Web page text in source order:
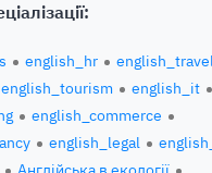
english_hr
english_tourism
english_it
english_commerce
english_legal